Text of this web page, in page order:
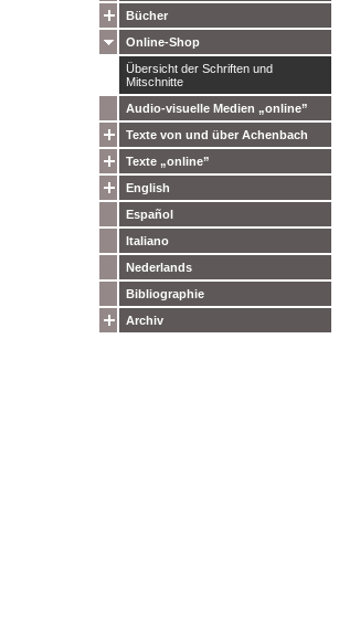
Bücher
Online-Shop
Übersicht der Schriften und
Mitschnitte
Audio-visuelle Medien „online”
Texte von und über Achenbach
Texte „online”
English
Español
Italiano
Nederlands
Bibliographie
Archiv